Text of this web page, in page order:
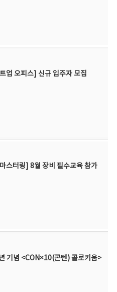
업 오피스] 신규 입주자 모집
스터링] 8월 장비 필수교육 참가
기념 <CON×10(콘텐) 콜로키움>